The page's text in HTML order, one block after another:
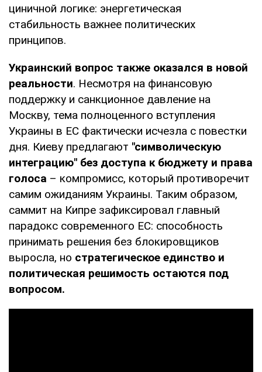
циничной логике: энергетическая
стабильность важнее политических
принципов.
Украинский вопрос также оказался в новой
реальности. Несмотря на финансовую
поддержку и санкционное давление на
Москву, тема полноценного вступления
Украины в ЕС фактически исчезла с повестки
дня. Киеву предлагают "символическую
интеграцию" без доступа к бюджету и права
голоса – компромисс, который противоречит
самим ожиданиям Украины. Таким образом,
саммит на Кипре зафиксировал главный
парадокс современного ЕС: способность
принимать решения без блокировщиков
выросла, но стратегическое единство и
политическая решимость остаются под
вопросом.